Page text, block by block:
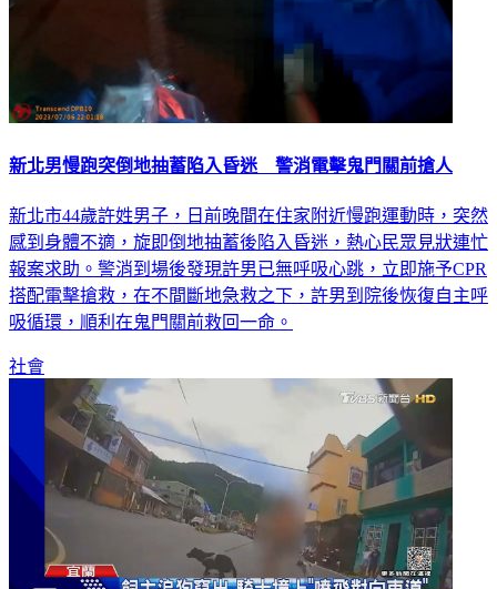
新北男慢跑突倒地抽蓄陷入昏迷 警消電擊鬼門關前搶人
新北市44歲許姓男子，日前晚間在住家附近慢跑運動時，突然
感到身體不適，旋即倒地抽蓄後陷入昏迷，熱心民眾見狀連忙
報案求助。警消到場後發現許男已無呼吸心跳，立即施予CPR
搭配電擊搶救，在不間斷地急救之下，許男到院後恢復自主呼
吸循環，順利在鬼門關前救回一命。
社會